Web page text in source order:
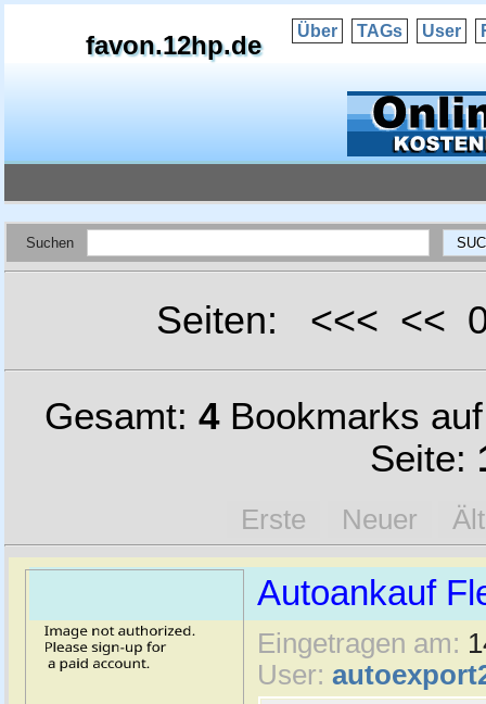
favon.12hp.de Über TAGs User
Suchen
Seiten: <<< <<
Gesamt: 4Bookmarks
Seite:
Erste Neuer
Autoankauf
Eingetragen am:
User: